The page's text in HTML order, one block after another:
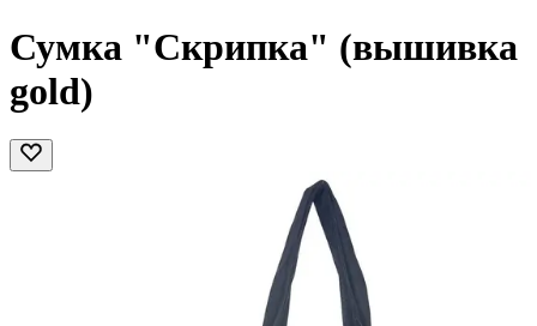
Сумка "Скрипка" (вышивка
gold)